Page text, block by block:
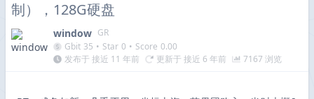
制），128G硬盘
window GR
Gbit 35 • Star 0 • Score 0.00
发布于 接近 11 年前
更新于 接近 6 年前 7167 浏览